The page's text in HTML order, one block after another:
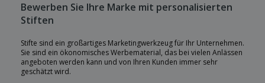
Bewerben Sie Ihre Marke mit personalisierten
Stiften
Stifte sind ein großartiges Marketingwerkzeug für Ihr Unternehmen.
Sie sind ein ökonomisches Werbematerial, das bei vielen Anlässen
angeboten werden kann und von Ihren Kunden immer sehr
geschätzt wird.